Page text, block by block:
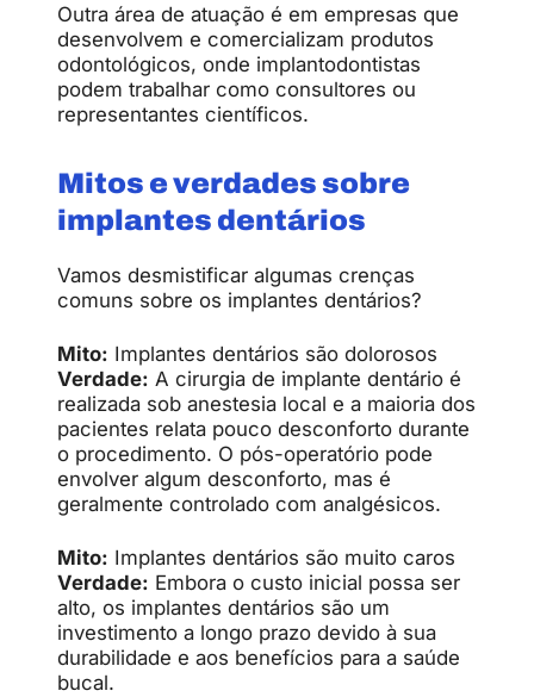
Outra área de atuação é em empresas que
desenvolvem e comercializam produtos
odontológicos, onde implantodontistas
podem trabalhar como consultores ou
representantes científicos.
Mitos e verdades sobre
implantes dentários
Vamos desmistificar algumas crenças
comuns sobre os implantes dentários?
Mito: Implantes dentários são dolorosos
Verdade: A cirurgia de implante dentário é
realizada sob anestesia local e a maioria dos
pacientes relata pouco desconforto durante
o procedimento. O pós-operatório pode
envolver algum desconforto, mas é
geralmente controlado com analgésicos.
Mito: Implantes dentários são muito caros
Verdade: Embora o custo inicial possa ser
alto, os implantes dentários são um
investimento a longo prazo devido à sua
durabilidade e aos benefícios para a saúde
bucal.